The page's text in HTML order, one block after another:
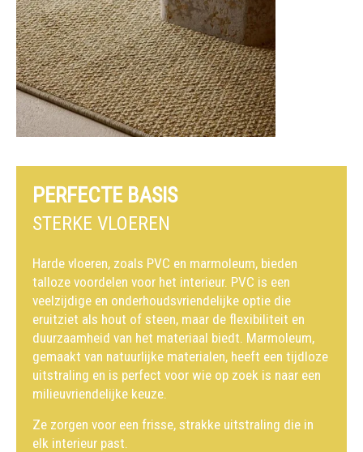
PERFECTE BASIS
STERKE VLOEREN
Harde vloeren, zoals PVC en marmoleum, bieden
talloze voordelen voor het interieur. PVC is een
veelzijdige en onderhoudsvriendelijke optie die
eruitziet als hout of steen, maar de flexibiliteit en
duurzaamheid van het materiaal biedt. Marmoleum,
gemaakt van natuurlijke materialen, heeft een tijdloze
uitstraling en is perfect voor wie op zoek is naar een
milieuvriendelijke keuze.
Ze zorgen voor een frisse, strakke uitstraling die in
elk interieur past.